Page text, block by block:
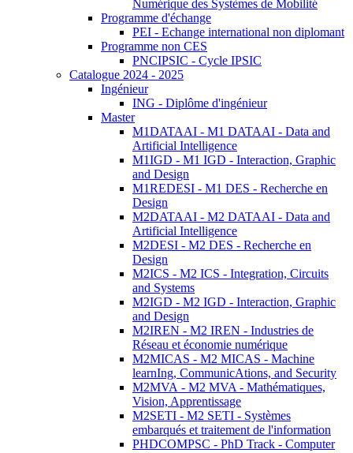
Numérique des Systèmes de Mobilité
Programme d'échange
PEI - Echange international non diplomant
Programme non CES
PNCIPSIC - Cycle IPSIC
Catalogue 2024 - 2025
Ingénieur
ING - Diplôme d'ingénieur
Master
M1DATAAI - M1 DATAAI - Data and
Artificial Intelligence
M1IGD - M1 IGD - Interaction, Graphic
and Design
M1REDESI - M1 DES - Recherche en
Design
M2DATAAI - M2 DATAAI - Data and
Artificial Intelligence
M2DESI - M2 DES - Recherche en
Design
M2ICS - M2 ICS - Integration, Circuits
and Systems
M2IGD - M2 IGD - Interaction, Graphic
and Design
M2IREN - M2 IREN - Industries de
Réseau et économie numérique
M2MICAS - M2 MICAS - Machine
learnIng, CommunicAtions, and Security
M2MVA - M2 MVA - Mathématiques,
Vision, Apprentissage
M2SETI - M2 SETI - Systèmes
embarqués et traitement de l'information
PHDCOMPSC - PhD Track - Computer